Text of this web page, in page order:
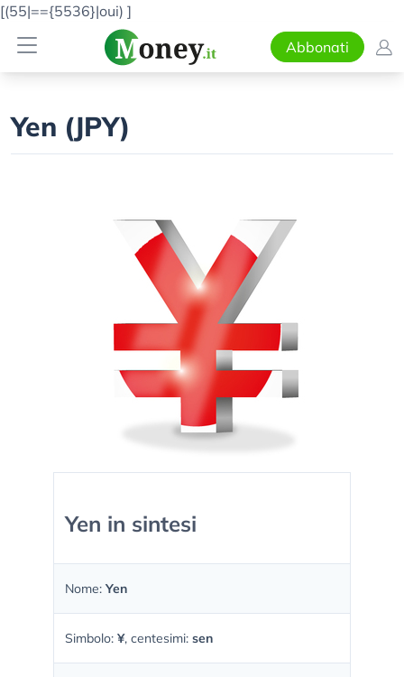
[(55|=={5536}|oui) ]
Abbonati
Yen (JPY)
Yen in sintesi
Nome: Yen
Simbolo: ¥, centesimi: sen